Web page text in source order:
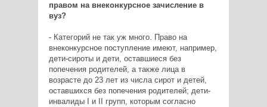
правом на внеконкурсное зачисление в
вуз?
- Категорий не так уж много. Право на
внеконкурсное поступление имеют, например,
дети-сироты и дети, оставшиеся без
попечения родителей, а также лица в
возрасте до 23 лет из числа сирот и детей,
оставшихся без попечения родителей; дети-
инвалиды I и II групп, которым согласно